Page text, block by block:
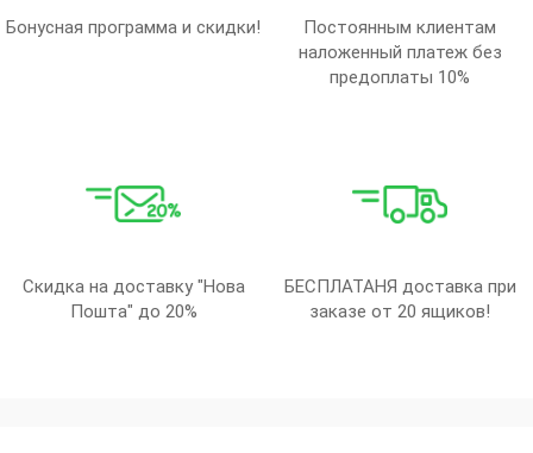
Бонусная программа и скидки!
Постоянным клиентам
наложенный платеж без
предоплаты 10%
Скидка на доставку "Нова
Пошта" до 20%
БЕСПЛАТАНЯ доставка при
заказе от 20 ящиков!